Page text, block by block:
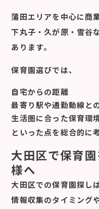
蒲田エリアを中心に商
下丸子・久が原・雪谷
あります。
保育園選びでは、
自宅からの距離
最寄り駅や通勤動線と
生活圏に合った保育環
といった点を総合的に
大田区で保育
様へ
大田区での保育園探しは
情報収集のタイミング